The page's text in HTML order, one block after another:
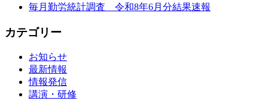
毎月勤労統計調査 令和8年6月分結果速報
カテゴリー
お知らせ
最新情報
情報発信
講演・研修